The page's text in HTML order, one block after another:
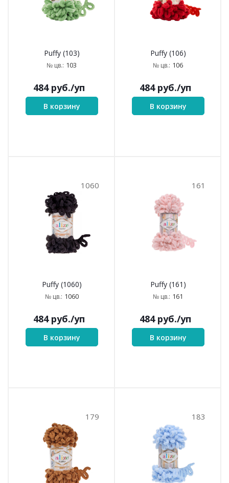
Puffy (103)
№ цв.: 103
484руб./уп
В корзину
Puffy (106)
№ цв.: 106
484руб./уп
В корзину
1060
Puffy (1060)
№ цв.: 1060
484руб./уп
В корзину
161
Puffy (161)
№ цв.: 161
484руб./уп
В корзину
179 183